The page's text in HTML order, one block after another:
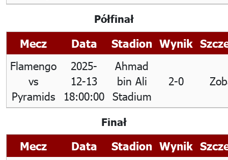
Półfinał
Mecz
Data Stadion Wynik
Flamengo
vs
Pyramids
2025-
12-13
18:00:00
Ahmad
bin Ali
Stadium
2-0
Finał
Mecz
Data Stadion Wynik